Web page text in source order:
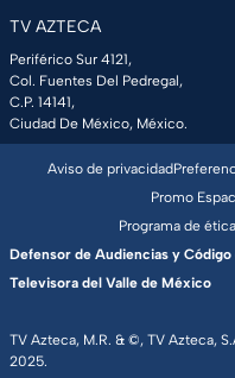
TV AZTECA
Periférico Sur 4121,
Col. Fuentes Del Pedregal,
C.P. 14141,
Ciudad De México, México.
TV Azteca, M.R. & ©, TV Azteca,
2025.
Aviso de privacidad
Promo
Programa de
Defensor de Audiencias y
Televisora del Valle de México